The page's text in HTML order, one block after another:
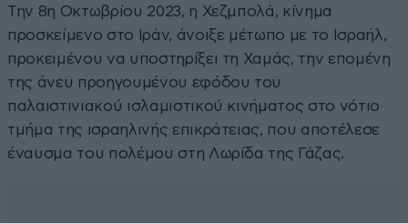
Την 8η Οκτωβρίου 2023, η Χεζμπολά, κίνημα
προσκείμενο στο Ιράν, άνοιξε μέτωπο με το Ισραήλ,
προκειμένου να υποστηρίξει τη Χαμάς, την επομένη
της άνευ προηγουμένου εφόδου του
παλαιστινιακού ισλαμιστικού κινήματος στο νότιο
τμήμα της ισραηλινής επικράτειας, που αποτέλεσε
έναυσμα του πολέμου στη Λωρίδα της Γάζας.